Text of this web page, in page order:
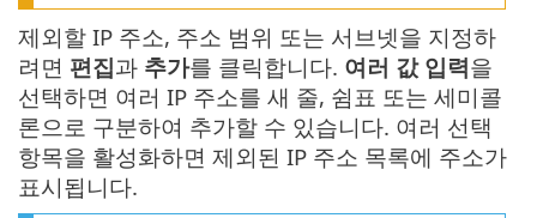
제외할 IP 주소, 주소 범위 또는 서브넷을 지정하
려면 편집과 추가를 클릭합니다. 여러 값 입력을
선택하면 여러 IP 주소를 새 줄, 쉼표 또는 세미콜
론으로 구분하여 추가할 수 있습니다. 여러 선택
항목을 활성화하면 제외된 IP 주소 목록에 주소가
표시됩니다.